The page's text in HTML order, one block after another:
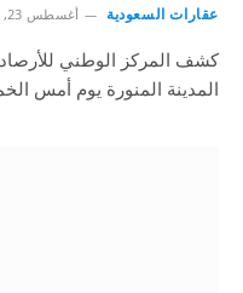
عقارات السعودية أغسطس 23, 2024
كشف المركز الوطني
المدينة المنورة يوم